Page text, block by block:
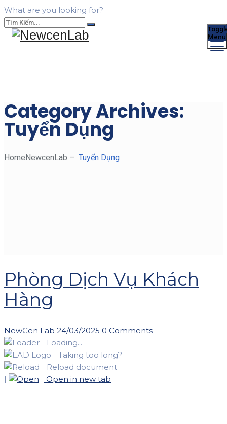
What are you looking for?
Menu
Category Archives:
Tuyển Dụng
Home NewcenLab – Tuyển Dụng
Phòng Dịch Vụ Khách
Hàng
Author
NewCen Lab Posted
on
24/03/2025 0 Comments
Loading...
Taking too long?
Reload document
|
Open in new tab